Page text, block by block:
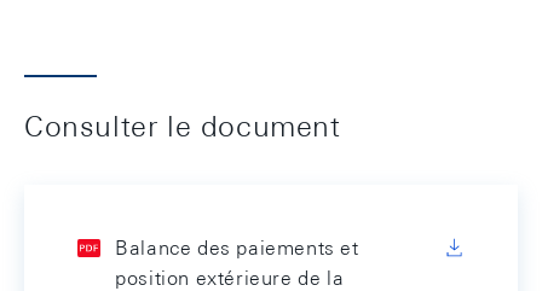
Consulter le document
Balance des paiements et
position extérieure de la